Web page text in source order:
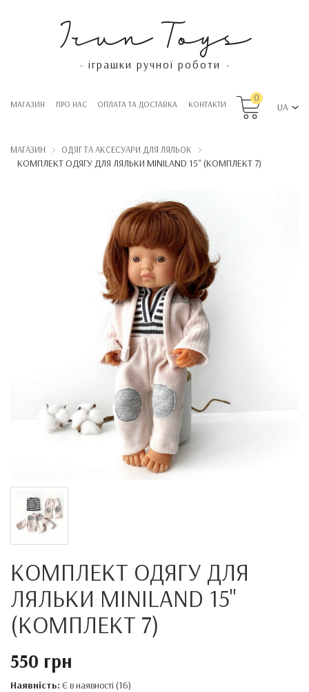
Irun Toys
- іграшки ручної роботи -
МАГАЗИН ПРО НАС OПЛАТА ТА ДОСТАВКА КОНТАКТИ
0
UA
МАГАЗИН ОДЯГ ТА АКСЕСУАРИ ДЛЯ ЛЯЛЬОК
КОМПЛЕКТ ОДЯГУ ДЛЯ ЛЯЛЬКИ MINILAND 15" (КОМПЛЕКТ 7)
КОМПЛЕКТ ОДЯГУ ДЛЯ
ЛЯЛЬКИ MINILAND 15"
(КОМПЛЕКТ 7)
550 грн
Наявність: Є в наявності (16)